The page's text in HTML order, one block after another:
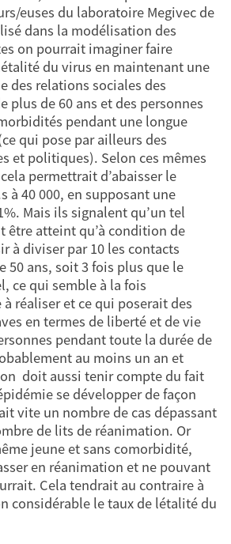
euses du laboratoire Megivec de
dans la modélisation des
on pourrait imaginer faire
du virus en maintenant une
des relations sociales des
plus de 60 ans et des personnes
pendant une longue
qui pose par ailleurs des
et politiques). Selon ces mêmes
permettrait d’abaisser le
à 40 000, en supposant une
Mais ils signalent qu’un tel
être atteint qu’à condition de
à diviser par 10 les contacts
50 ans, soit 3 fois plus que le
ce qui semble à la fois
réaliser et ce qui poserait des
en termes de liberté et de vie
pendant toute la durée de
au moins un an et
doit aussi tenir compte du fait
se développer de façon
vite un nombre de cas dépassant
de lits de réanimation. Or
jeune et sans comorbidité,
en réanimation et ne pouvant
Cela tendrait au contraire à
considérable le taux de létalité du